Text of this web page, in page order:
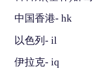
中国香港- hk
以色列- il
伊拉克- iq